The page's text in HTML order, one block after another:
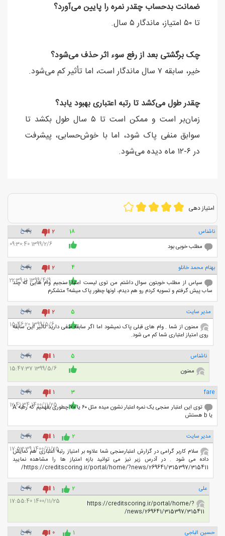
ضمانت بدحساب چقدر نمره را پایین می‌آورد؟
تا ۵۰ امتیاز، ماندگار ۵ سال.
چک برگشتی بعد از رفع سوء اثر حذف می‌شود؟
خیر، سابقه ۷ سال ماندگار است، اما تأثیر کم می‌شود.
چقدر طول می‌کشد تا رتبه اعتباری بهبود یابد؟
زمان‌بر است و ممکن است تا ۵ سال طول بکشد تا
سوابق منفی پاک شود، اما با خوش‌حسابی، پیشرفت
در ۶-۱۲ ماه دیده می‌شود.
امتیاز دهی
ناشناس پاسخ 18
2
1399/2/6 09:30:40 مطلب خوبی بود
بهنام محمد خانلو پاسخ 4
2
1399/4/9 22:39:11
سپاس از مطلب خوبتون سوال داشتم من توی لیست اعتبار سنجیم وام هایی که چند
ساب پیش گرفتم و تسویه کردم رو هم دیدم، اونها چطور پاک میشه؟ متشکرم
مدیر سایت پاسخ 5
2
1399/5/6 15:46:20
ممنون از شما . وام های قبلی پاک نمیشود اما اگر سابقه منفی دارید تاثیر این سابقه
روی امتیاز اعتباری شما کم می شود.
ناشناس پاسخ 5
1
1399/5/6 15:47:37 ممنون
fare پاسخ 3
1
1400/11/25 12:41:34
توی این اعتبار سنجی یک نمره اعتبار نشون میده مثل ۶۰ یا ۷۰ چطوری بفهمیم که رطبه A
یا b هستش
مدیر سایت پاسخ 2
1
1400/11/25 17:53:39
سلام کاربر گرامی در گزارش اعتبارسنجی شما علاوه بر امتیاز رتبه اعتباری هم نمایش
داده می شود . در آدرس زیر نیز می توانید بازه امتیاز ها را مشاهده نمایید
https://creditscoring.ir/portal/home/?news/269641/315397/315411/
علی پاسخ 2
1
1400/11/25 17:55:40
https://creditscoring.ir/portal/home/?
news/269641/315397/315411/
حسین الباجی پاسخ 1
0